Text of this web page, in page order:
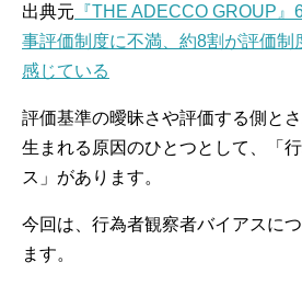
出典元 『THE ADECCO GROUP
事評価制度に不満、約8割が評価制
感じている
評価基準の曖昧さや評価する側と
生まれる原因のひとつとして、「
ス」があります。
今回は、行為者観察者バイアスに
ます。